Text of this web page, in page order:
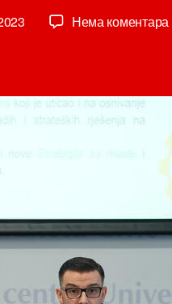
Нема коментара